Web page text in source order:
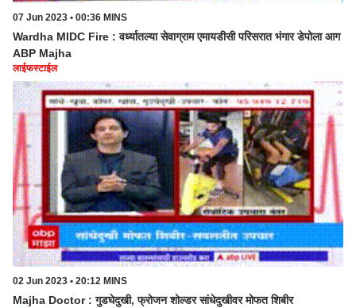
07 Jun 2023 • 00:36 MINS
Wardha MIDC Fire : वर्ध्यातल्या सेवाग्राम एमायडीसी परिसरात भंगार डेपोला आग
ABP Majha
लाईफस्टाईल
02 Jun 2023 • 20:12 MINS
Majha Doctor : गुडघेदुखी, फ्रोजन शोल्डर सांधेदुखीवर मोफत शिबीर